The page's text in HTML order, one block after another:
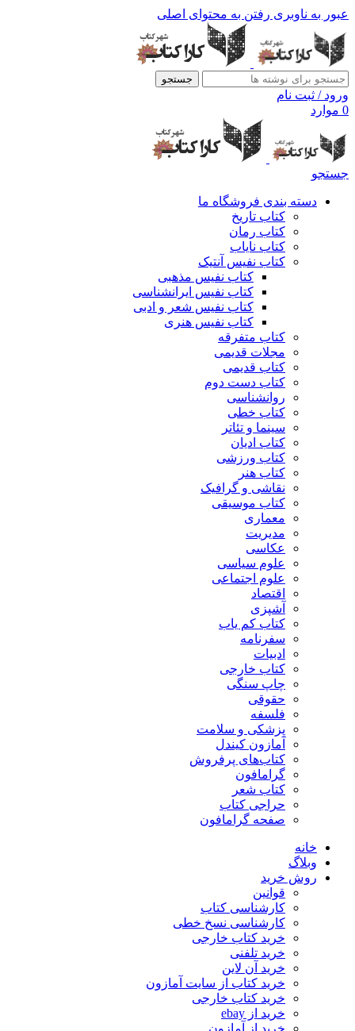
عبور به ناوبری رفتن به محتوای اصلی
جستجو
ورود / ثبت نام
0 موارد
جستجو
دسته بندی فروشگاه ما
کتاب تاریخ
کتاب رمان
کتاب نایاب
کتاب نفیس آنتیک
کتاب نفیس مذهبی
کتاب نفیس ایرانشناسی
کتاب نفیس شعر و ادبی
کتاب نفیس هنری
کتاب متفرقه
مجلات قدیمی
کتاب قدیمی
کتاب دست دوم
روانشناسی
کتاب خطی
سینما و تئاتر
کتاب ادیان
کتاب ورزشی
کتاب هنر
نقاشی و گرافیک
کتاب موسیقی
معماری
مدیریت
عکاسی
علوم سیاسی
علوم اجتماعی
اقتصاد
آشپزی
کتاب کم یاب
سفرنامه
ادبیات
کتاب خارجی
چاپ سنگی
حقوقی
فلسفه
پزشکی و سلامت
آمازون کیندل
کتاب‌های پرفروش
گرامافون
کتاب شعر
حراجی کتاب
صفحه گرامافون
خانه
وبلاگ
روش خرید
قوانین
کارشناسی کتاب
کارشناسی نسخ خطی
خرید کتاب خارجی
خرید تلفنی
خرید آن لاین
خرید کتاب از سایت آمازون
خرید کتاب خارجی
خرید از ebay